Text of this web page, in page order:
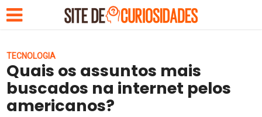
TECNOLOGIA
Quais os assuntos mais
buscados na internet pelos
americanos?